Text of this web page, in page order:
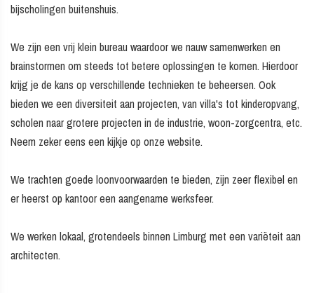
bijscholingen buitenshuis.
We zijn een vrij klein bureau waardoor we nauw samenwerken en
brainstormen om steeds tot betere oplossingen te komen. Hierdoor
krijg je de kans op verschillende technieken te beheersen. Ook
bieden we een diversiteit aan projecten, van villa's tot kinderopvang,
scholen naar grotere projecten in de industrie, woon-zorgcentra, etc.
Neem zeker eens een kijkje op onze website.
We trachten goede loonvoorwaarden te bieden, zijn zeer flexibel en
er heerst op kantoor een aangename werksfeer.
We werken lokaal, grotendeels binnen Limburg met een variëteit aan
architecten.